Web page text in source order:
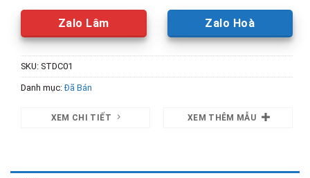
Zalo Lâm Zalo Hoà
SKU: STDC01
Danh mục:Đã Bán
XEM CHI TIẾT XEM THÊM MẪU